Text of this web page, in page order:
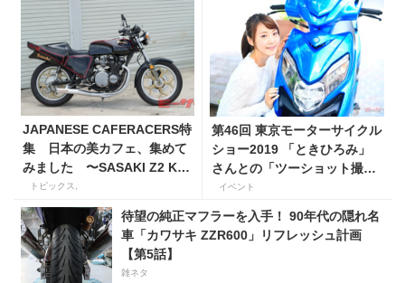
JAPANESE CAFERACERS特
集 日本の美カフェ、集めて
みました 〜SASAKI Z2 K&
H SPL 1977年ウェッジシェ
イプの巻〜
トピックス,
第46回 東京モーターサイクル
ショー2019 「ときひろみ」
さんとの「ツーショット撮影
& サイン会」開催のお知らせ
イベント
待望の純正マフラーを入手！ 90年代の隠れ名
車「カワサキ ZZR600」リフレッシュ計画
【第5話】
雑ネタ